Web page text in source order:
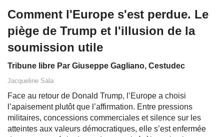
Comment l'Europe s'est perdue. Le
piège de Trump et l'illusion de la
soumission utile
Tribune libre Par Giuseppe Gagliano, Cestudec
Jacqueline Sala
Face au retour de Donald Trump, l’Europe a choisi
l’apaisement plutôt que l’affirmation. Entre pressions
militaires, concessions commerciales et silence sur les
atteintes aux valeurs démocratiques, elle s’est enfermée